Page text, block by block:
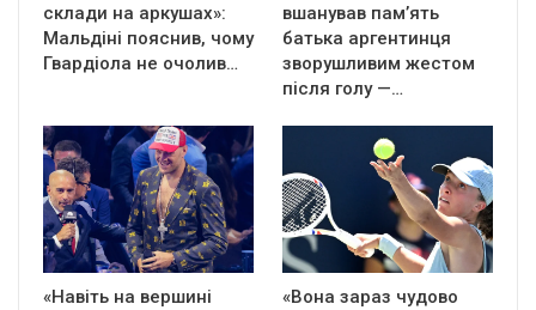
склади на аркушах»:
Мальдіні пояснив, чому
Гвардіола не очолив…
вшанував пам’ять
батька аргентинця
зворушливим жестом
після голу —…
«Навіть на вершині
«Вона зараз чудово